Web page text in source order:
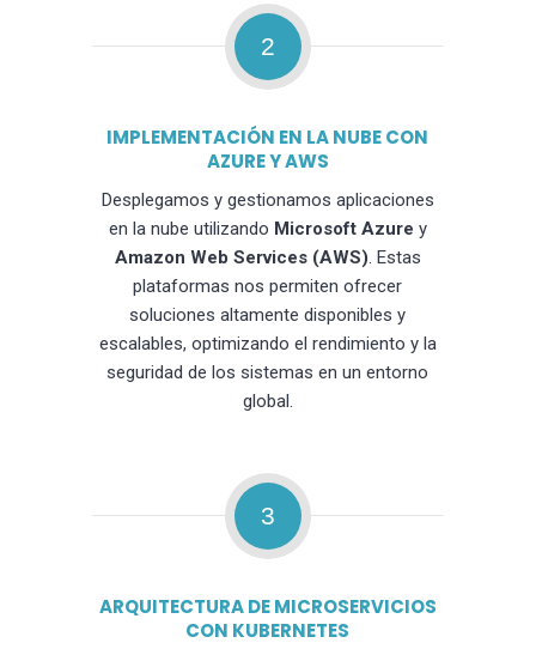
2
IMPLEMENTACIÓN EN LA NUBE CON
AZURE Y AWS
Desplegamos y gestionamos aplicaciones
en la nube utilizando Microsoft Azure y
Amazon Web Services (AWS). Estas
plataformas nos permiten ofrecer
soluciones altamente disponibles y
escalables, optimizando el rendimiento y la
seguridad de los sistemas en un entorno
global.
3
ARQUITECTURA DE MICROSERVICIOS
CON KUBERNETES